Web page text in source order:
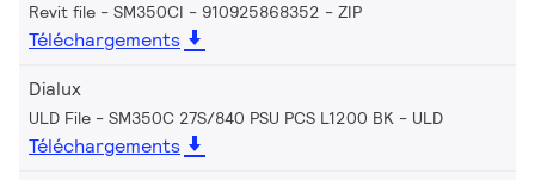
Revit file - SM350CI - 910925868352 ZIP
Téléchargements
Dialux
ULD File - SM350C 27S/840 PSU PCS L1200 BK ULD
Téléchargements